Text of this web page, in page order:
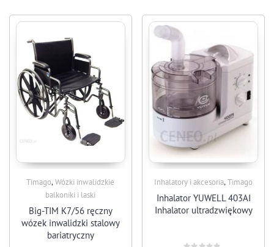
Timago,Wózki inwalidzkie
balkoniki i laski
Big-TIM K7/56 ręczny
wózek inwalidzki stalowy
bariatryczny
Inhalatory i akcesoria,Timago
Inhalator YUWELL 403AI
Inhalator ultradzwiękowy